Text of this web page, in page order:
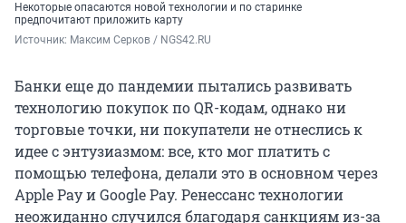
Некоторые опасаются новой технологии и по старинке
предпочитают приложить карту
Источник: Максим Серков / NGS42.RU
Банки еще до пандемии пытались развивать
технологию покупок по QR-кодам, однако ни
торговые точки, ни покупатели не отнеслись к
идее с энтузиазмом: все, кто мог платить с
помощью телефона, делали это в основном через
Apple Pay и Google Pay. Ренессанс технологии
неожиданно случился благодаря санкциям из-за